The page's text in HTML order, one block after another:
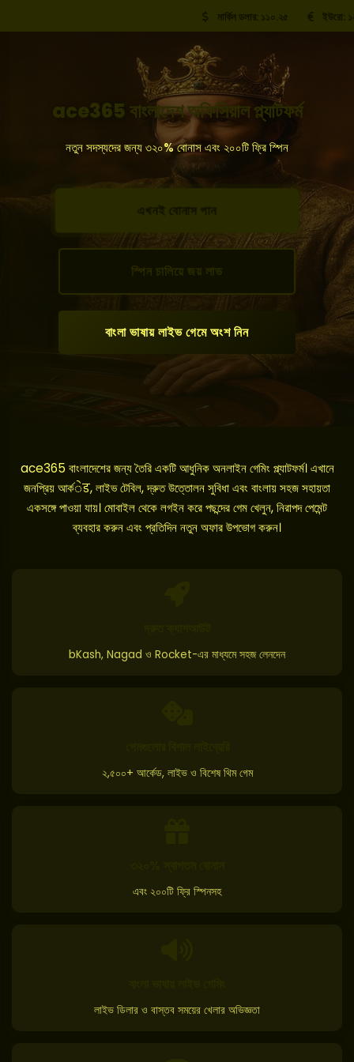
মার্কিন ডলার: ১১০.২৫ ইউরো: ১২০.৫০ বিডিটি
ace365 বাংলাদেশ অফিসিয়াল প্ল্যাটফর্ম
নতুন সদস্যদের জন্য ৩২০% বোনাস এবং ২০০টি ফ্রি স্পিন
এখনই বোনাস পান
স্পিন চালিয়ে জয় লাভ
বাংলা ভাষায় লাইভ গেমে অংশ নিন
ace365 বাংলাদেশের জন্য তৈরি একটি আধুনিক অনলাইন গেমিং প্ল্যাটফর্ম। এখানে
জনপ্রিয় আর্কेड, লাইভ টেবিল, দ্রুত উত্তোলন সুবিধা এবং বাংলায় সহজ সহায়তা
একসঙ্গে পাওয়া যায়। মোবাইল থেকে লগইন করে পছন্দের গেম খেলুন, নিরাপদ পেমেন্ট
ব্যবহার করুন এবং প্রতিদিন নতুন অফার উপভোগ করুন।
bKash, Nagad ও Rocket-এর মাধ্যমে সহজ লেনদেন
২,৫০০+ আর্কেড, লাইভ ও বিশেষ থিম গেম
এবং ২০০টি ফ্রি স্পিনসহ
লাইভ ডিলার ও বাস্তব সময়ের খেলার অভিজ্ঞতা